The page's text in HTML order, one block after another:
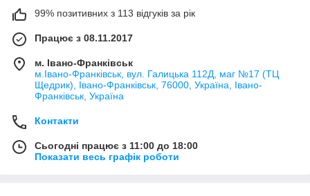
99% позитивних з 113 відгуків за рік
Працює з 08.11.2017
м. Івано-Франківськ
м.Івано-Франківськ, вул. Галицька 112Д, маг №17 (ТЦ
Щедрик), Івано-Франківськ, 76000, Україна, Івано-
Франківськ, Україна
Контакти
Сьогодні працює з 11:00 до 18:00
Показати весь графік роботи